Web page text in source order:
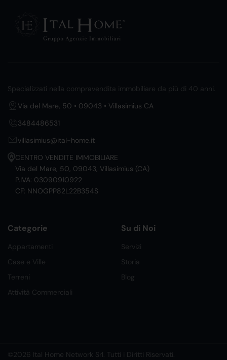
Specializzati nella compravendita immobiliare da più di 40 anni.
Via del Mare, 50 • 09043 • Villasimius CA
3484486531
villasimius@ital-home.it
CENTRO VENDITE IMMOBILIARE
Via del Mare, 50, 09043, Villasimius (CA)
P.IVA: 03090910922
CF: NNOGPP82L22B354S
Categorie
Appartamenti
Case e Ville
Terreni
Attività Commerciali
Su di Noi
Servizi
Storia
Blog
©2026 Ital Home Network Srl. Tutti i Diritti Riservati.